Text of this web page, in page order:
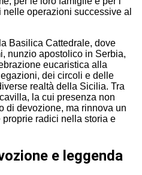
operazioni successive al
Basilica Cattedrale, dove
nunzio apostolico in Serbia,
eucaristica alla
dei circoli e delle
realtà della Sicilia. Tra
la cui presenza non
di devozione, ma rinnova un
proprie radici nella storia e
e leggenda